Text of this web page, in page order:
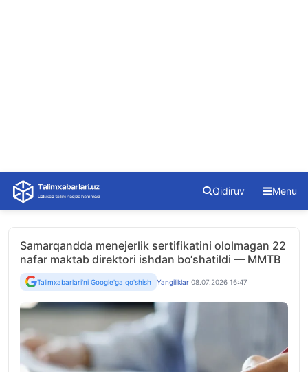
Skip
content
Qidiruv Menu
Samarqandda menejerlik sertifikatini ololmagan 22
nafar maktab direktori ishdan bo‘shatildi — MMTB
Talimxabarlari'ni Google'ga qo'shish Yangiliklar 08.07.2026 16:47